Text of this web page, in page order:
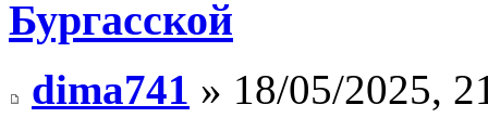
Бургасской
dima741 » 18/05/2025,